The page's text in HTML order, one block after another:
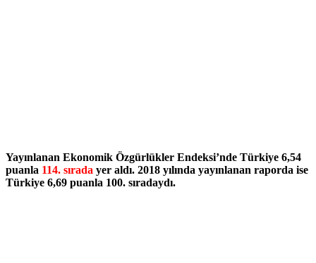
Yayınlanan Ekonomik Özgürlükler Endeksi’nde Türkiye 6,54
puanla 114. sırada yer aldı. 2018 yılında yayınlanan raporda ise
Türkiye 6,69 puanla 100. sıradaydı.